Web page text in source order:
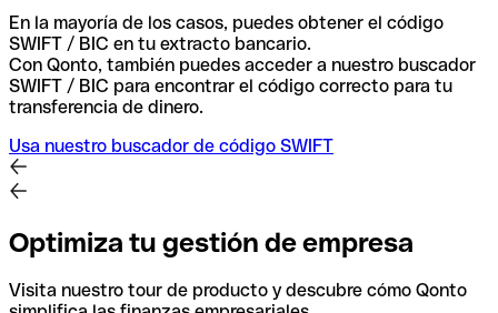
En la mayoría de los casos, puedes obtener el código
SWIFT / BIC en tu extracto bancario.
Con Qonto, también puedes acceder a nuestro buscador
SWIFT / BIC para encontrar el código correcto para tu
transferencia de dinero.
Usa nuestro buscador de código SWIFT
Optimiza tu gestión de empresa
Visita nuestro tour de producto y descubre cómo Qonto